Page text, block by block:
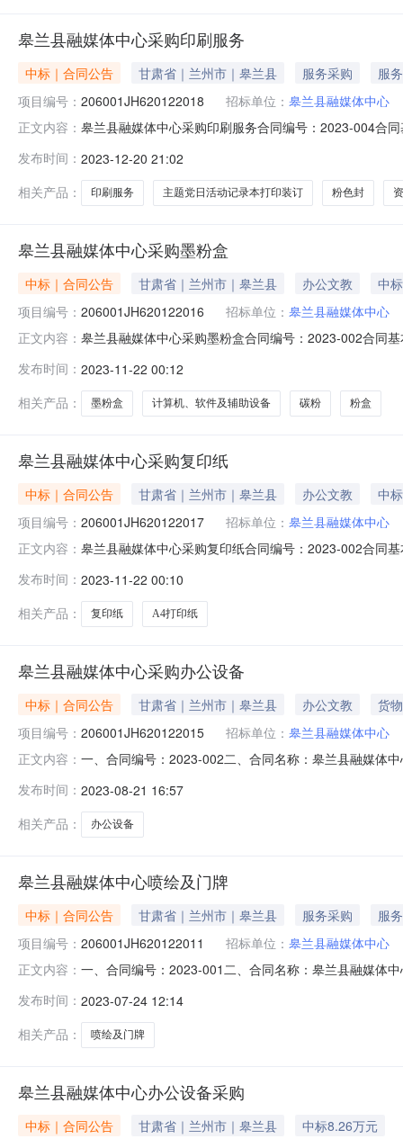
皋兰县融媒体中心采购印刷服务
中标｜合同公告 甘肃省｜兰州市｜皋兰县 服务采购
服务
项目编号： 206001JH620122018 招标单位： 皋兰县融媒体中心
正文内容： 皋兰县融媒体中心采购印刷服务合同编号：2023-004合
合同扩展信息是否为ppp：是否联合体：牵头单位：组成
发布时间： 2023-12-20 21:02
相关产品：
印刷服务 主题党日活动记录本打印装订 粉色封
皋兰县融媒体中心采购墨粉盒
中标｜合同公告 甘肃省｜兰州市｜皋兰县 办公文教
中
项目编号： 206001JH620122016 招标单位： 皋兰县融媒体中心
正文内容： 皋兰县融媒体中心采购墨粉盒合同编号：2023-002合同
信息是否为ppp：是否联合体：牵头单位：组成单位：点
发布时间： 2023-11-22 00:12
相关产品：
墨粉盒 计算机、软件及辅助设备 碳粉 粉盒
皋兰县融媒体中心采购复印纸
中标｜合同公告 甘肃省｜兰州市｜皋兰县 办公文教
中
项目编号： 206001JH620122017 招标单位： 皋兰县融媒体中心
正文内容： 皋兰县融媒体中心采购复印纸合同编号：2023-002合同
否为ppp：是否联合体：牵头单位：组成单位：点击下载
发布时间： 2023-11-22 00:10
相关产品：
复印纸 A4打印纸
皋兰县融媒体中心采购办公设备
中标｜合同公告 甘肃省｜兰州市｜皋兰县 办公文教
货物
项目编号： 206001JH620122015 招标单位： 皋兰县融媒体中心
正文内容： 一、合同编号：2023-002二、合同名称：皋兰县融媒体
求）：图形工作站、打印机主要标的数量：13主要标的
发布时间： 2023-08-21 16:57
相关产品：
办公设备
皋兰县融媒体中心喷绘及门牌
中标｜合同公告 甘肃省｜兰州市｜皋兰县 服务采购
服务
项目编号： 206001JH620122011 招标单位： 皋兰县融媒体中心
正文内容： 一、合同编号：2023-001二、合同名称：皋兰县融媒体
的数量：批主要标的单价：批合同金额：0.590000万元
发布时间： 2023-07-24 12:14
相关产品：
喷绘及门牌
皋兰县融媒体中心办公设备采购
中标｜合同公告 甘肃省｜兰州市｜皋兰县
中标8.26万元